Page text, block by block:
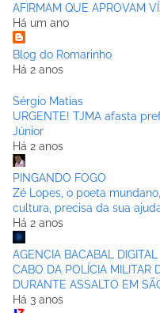
AFIRMAM QUE APROVAM
Há um ano
Blog do Romarinho
Há 2 anos
Sérgio Matias
URGENTE! TJMA afasta
Júnior
Há 2 anos
PINGANDO FOGO
Zé Lopes, o poeta
cultura, precisa da sua
Há 2 anos
AGENCIA BACABAL DIGITAL
CABO DA POLÍCIA MILITAR
DURANTE ASSALTO EM
Há 3 anos